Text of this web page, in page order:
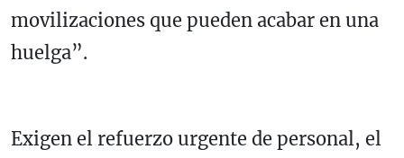
movilizaciones que pueden acabar en una
huelga”.
Exigen el refuerzo urgente de personal, el